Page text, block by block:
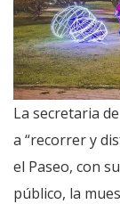
La secretaria
a “recorrer y
el Paseo, con
público, la